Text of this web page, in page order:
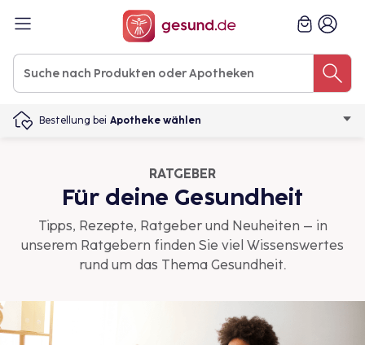
Bestellung bei Apotheke wählen
RATGEBER
Für deine Gesundheit
Tipps, Rezepte, Ratgeber und Neuheiten – in
unserem Ratgebern finden Sie viel Wissenswertes
rund um das Thema Gesundheit.